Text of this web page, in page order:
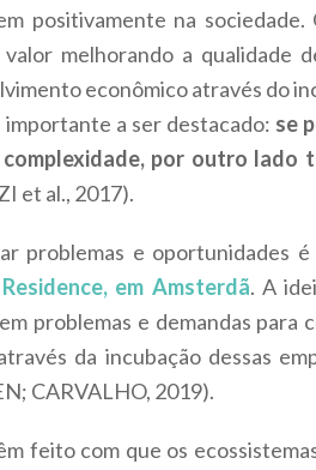
positivamente na
melhorando a qualidade
econômico através do
a ser destacado: se
por outro lado
et al., 2017).
problemas e oportunidades
em Amsterdã. A
problemas e demandas
da incubação dessas
CARVALHO, 2019).
feito com que os